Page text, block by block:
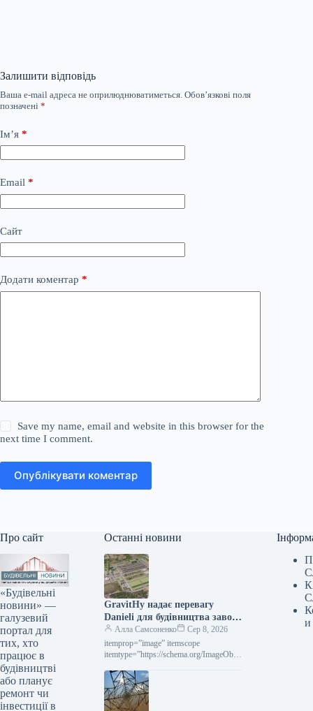
Залишити відповідь
Ваша e-mail адреса не оприлюднюватиметься. Обов’язкові поля
позначені *
Ім’я *
Email *
Сайт
Додати коментар *
Save my name, email and website in this browser for the
next time I comment.
Опублікувати коментар
Про сайт
«Будівельні
новини» —
галузевий
портал для
тих, хто
працює в
будівництві
або планує
ремонт чи
інвестиції в
Останні новини
GravitHy надає перевагу
Danieli для будівництва заводу
DRI у Фос-сюр-Мер
Алла Самсоненко
Сер 8, 2026
itemprop=”image” itemscope
itemtype=”https://schema.org/ImageObje
GravitHy Новини Глобальний ринок
зелена сталь Роздрукувати 82 08
Серпня 2026 GravitHy обрала Danieli
и